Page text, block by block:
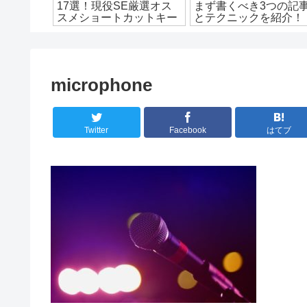
17選！現役SE厳選オス
スメショートカットキー
まず書くべき3つの記
とテクニックを紹介！
microphone
Twitter Facebook はてブ